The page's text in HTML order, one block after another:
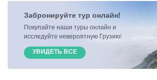
Забронируйте тур онлайн!
Покупайте наши туры онлайн и
исследуйте невероятную Грузию!
УВИДЕТЬ ВСЕ